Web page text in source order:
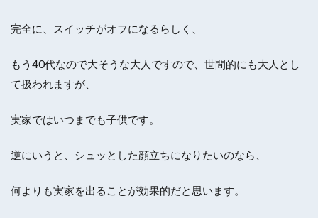
完全に、スイッチがオフになるらしく、
もう40代なので大そうな大人ですので、世間的にも大人とし
て扱われますが、
実家ではいつまでも子供です。
逆にいうと、シュッとした顔立ちになりたいのなら、
何よりも実家を出ることが効果的だと思います。